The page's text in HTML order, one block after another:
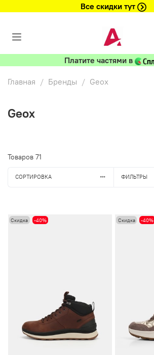
Все скидки тут
Платите частями в
Главная Бренды Geox
Geox
Товаров 71
СОРТИРОВКА ФИЛЬТРЫ
Скидка -40% Скидка -40%